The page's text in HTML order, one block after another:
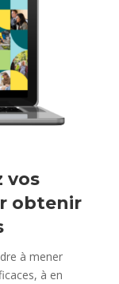
vos
obtenir
à mener
à en